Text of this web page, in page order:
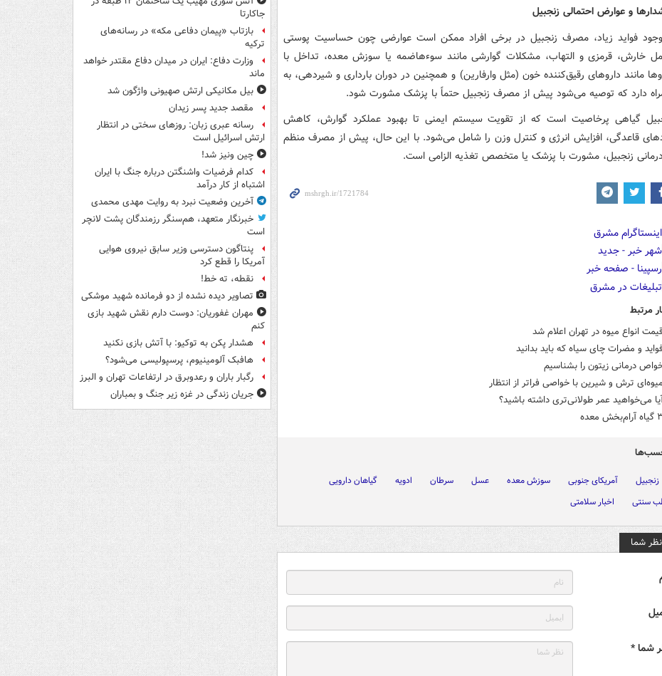
و عوارض احتمالی زنجبیل
فواید زیاد، مصرف زنجبیل در برخی افراد ممکن است عوارضی چون حساسیت پوستی
خارش، قرمزی و التهاب، مشکلات گوارشی مانند سوءهاضمه یا سوزش معده، تداخل با
مانند داروهای رقیق‌کننده خون (مثل وارفارین) و همچنین در دوران بارداری و شیردهی، به
دارد که توصیه می‌شود پیش از مصرف زنجبیل حتماً با پزشک مشورت شود.
گیاهی پرخاصیت است که از تقویت سیستم ایمنی تا بهبود عملکرد گوارش، کاهش
قاعدگی، افزایش انرژی و کنترل وزن را شامل می‌شود. با این حال، پیش از مصرف منظم
زنجبیل، مشورت با پزشک یا متخصص تغذیه الزامی است.
مرتبط
قیمت انواع میوه در تهران اعلام شد
فواید و مضرات چای سیاه که باید بدانید
درمانی زیتون را بشناسیم
میوه‌ای ترش و شیرین با خواصی فراتر از انتظار
می‌خواهید عمر طولانی‌تری داشته باشید؟
معده
زنجبیل آمریکای جنوبی سوزش معده عسل سرطان ادویه
گیاهان دارویی
سنتی
اخبار سلامتی
نظر شما
شما *
جاکارتا
بازتاب «پیمان دفاعی مکه» در رسانه‌های
ترکیه
وزارت دفاع: ایران در میدان دفاع مقتدر خواهد
ماند
بیل مکانیکی ارتش صهیونی واژگون شد
مقصد جدید پسر زیدان
رسانه عبری زبان: روزهای سختی در انتظار
ارتش اسرائیل است
چین ونیز شد!
کدام فرضیات واشنگتن درباره جنگ با ایران
اشتباه از کار درآمد
آخرین وضعیت نبرد به روایت مهدی محمدی
خبرنگار متعهد، هم‌سنگر رزمندگان پشت لانچر
است
پنتاگون دسترسی وزیر سابق نیروی هوایی
آمریکا را قطع کرد
نقطه، ته خط!
تصاویر دیده‌ نشده از دو فرمانده شهید موشکی
مهران غفوریان: دوست دارم نقش شهید بازی
کنم
هشدار پکن به توکیو: با آتش بازی نکنید
هافبک آلومینیوم، پرسپولیسی می‌شود؟
رگبار باران و رعدوبرق در ارتفاعات تهران و البرز
جریان زندگی در غزه زیر جنگ و بمباران